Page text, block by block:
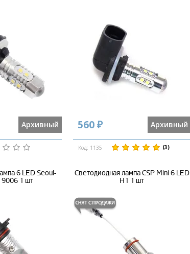
Архивный 560 ₽ Архивный
Код: 1135 (3)
6 LED Seoul-
9006 1 шт
Светодиодная лампа CSP Mini 6 LED
H1 1 шт